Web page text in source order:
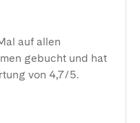
auf allen
gebucht und hat
von 4,7/5.